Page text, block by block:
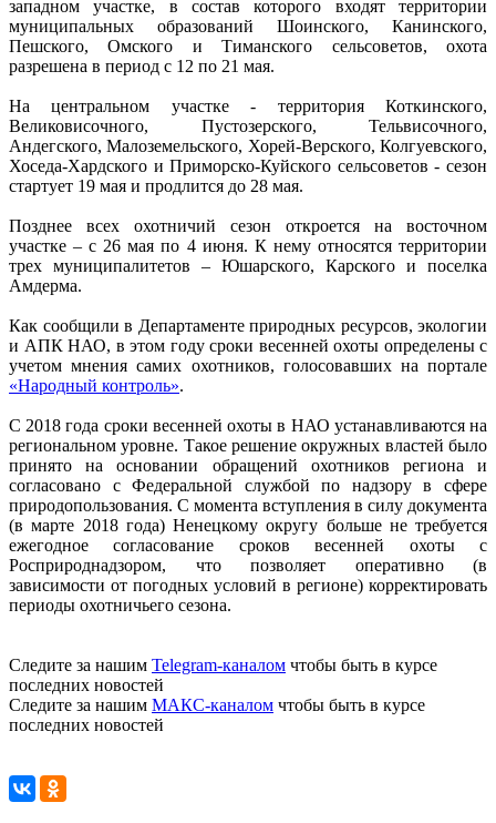
западном участке, в состав которого входят территории
муниципальных образований Шоинского, Канинского,
Пешского, Омского и Тиманского сельсоветов, охота
разрешена в период с 12 по 21 мая.
На центральном участке - территория Коткинского,
Великовисочного, Пустозерского, Тельвисочного,
Андегского, Малоземельского, Хорей-Верского, Колгуевского,
Хоседа-Хардского и Приморско-Куйского сельсоветов - сезон
стартует 19 мая и продлится до 28 мая.
Позднее всех охотничий сезон откроется на восточном
участке – с 26 мая по 4 июня. К нему относятся территории
трех муниципалитетов – Юшарского, Карского и поселка
Амдерма.
Как сообщили в Департаменте природных ресурсов, экологии
и АПК НАО, в этом году сроки весенней охоты определены с
учетом мнения самих охотников, голосовавших на портале
«Народный контроль».
С 2018 года сроки весенней охоты в НАО устанавливаются на
региональном уровне. Такое решение окружных властей было
принято на основании обращений охотников региона и
согласовано с Федеральной службой по надзору в сфере
природопользования. С момента вступления в силу документа
(в марте 2018 года) Ненецкому округу больше не требуется
ежегодное согласование сроков весенней охоты с
Росприроднадзором, что позволяет оперативно (в
зависимости от погодных условий в регионе) корректировать
периоды охотничьего сезона.
Следите за нашим Telegram-каналом чтобы быть в курсе
последних новостей
Следите за нашим МАКС-каналом чтобы быть в курсе
последних новостей